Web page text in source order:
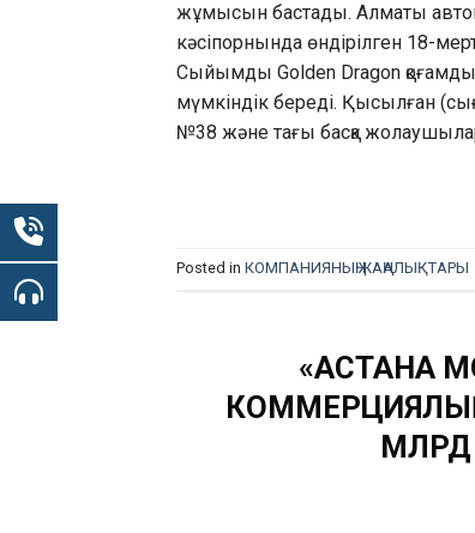
жұмысын бастады. Алматы
кәсіпорнында өндірілген 18-
Сыйымды Golden Dragon
мүмкіндік береді. Қысылған
№38 және тағы басқа
Posted in КОМПАНИЯНЫҢ ЖАҢАЛЫҚТАРЫ
«АСТАНА
МЛРД